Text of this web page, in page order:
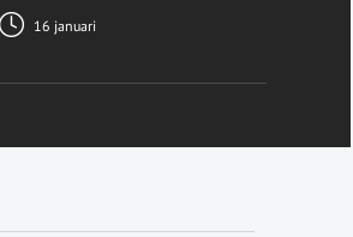
16 januari